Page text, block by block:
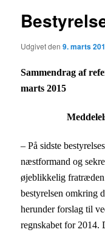
Udgivet den9. marts
Sammendrag af
marts 2015
– På sidste
næstformand og
øjeblikkelig
bestyrelsen omkring
herunder forslag til
regnskabet for 2014.